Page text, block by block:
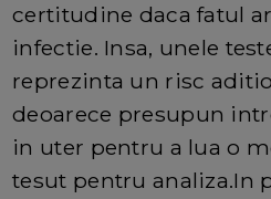
certitudine daca fatul
infectie. Insa, unele
reprezinta un risc
deoarece presupun
in uter pentru a lua o
tesut pentru analiza.In